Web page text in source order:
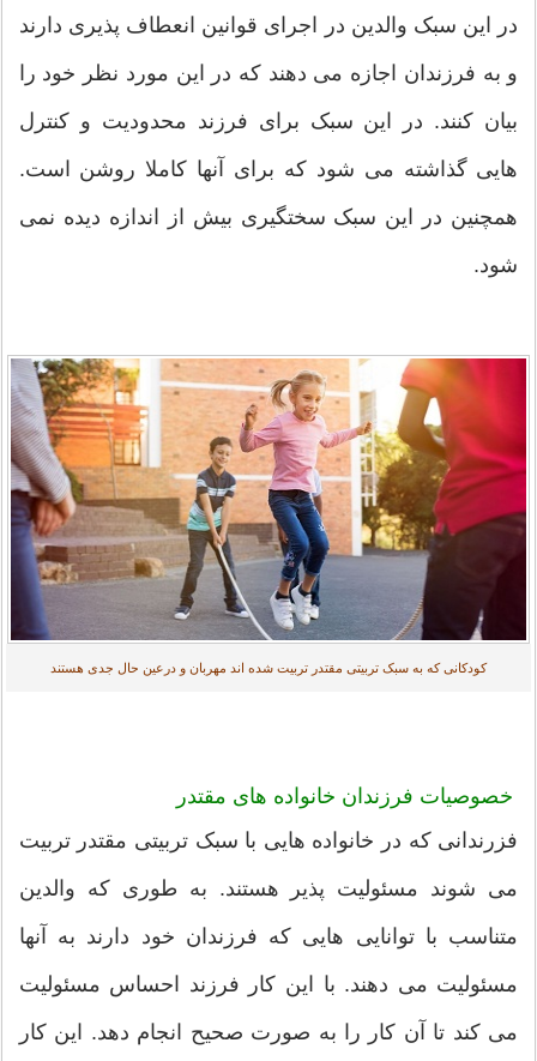
در این سبک والدین در اجرای قوانین انعطاف پذیری دارند
و به فرزندان اجازه می دهند که در این مورد نظر خود را
بیان کنند. در این سبک برای فرزند محدودیت و کنترل
هایی گذاشته می شود که برای آنها کاملا روشن است.
همچنین در این سبک سختگیری بیش از اندازه دیده نمی
شود.
کودکانی که به سبک تربیتی مقتدر تربیت شده اند مهربان و درعین حال جدی هستند
خصوصیات فرزندان خانواده های مقتدر
فزرندانی که در خانواده هایی با سبک تربیتی مقتدر تربیت
می شوند مسئولیت پذیر هستند. به طوری که والدین
متناسب با توانایی هایی که فرزندان خود دارند به آنها
مسئولیت می دهند. با این کار فرزند احساس مسئولیت
می کند تا آن کار را به صورت صحیح انجام دهد. این کار